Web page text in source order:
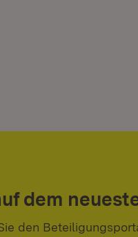
dem
den